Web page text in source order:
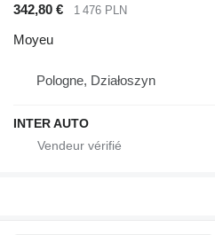
342,80 €
1 476 PLN
Moyeu
Pologne, Działoszyn
INTER AUTO